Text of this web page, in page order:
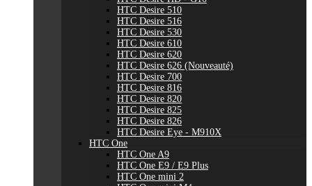
HTC Desire 510
HTC Desire 516
HTC Desire 530
HTC Desire 610
HTC Desire 620
HTC Desire 626 (Nouveauté)
HTC Desire 700
HTC Desire 816
HTC Desire 820
HTC Desire 825
HTC Desire 826
HTC Desire Eye - M910X
HTC One
HTC One A9
HTC One E9 / E9 Plus
HTC One mini 2